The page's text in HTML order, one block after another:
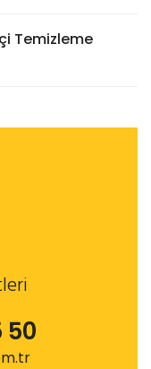
Temizleme
50